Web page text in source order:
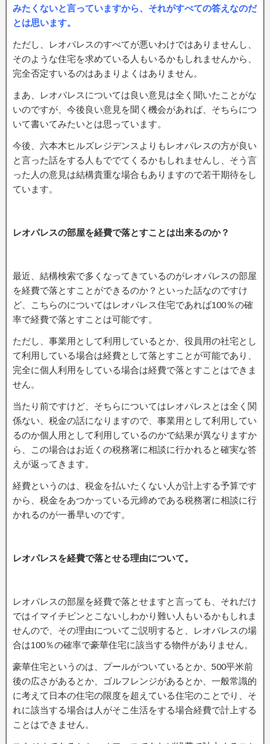
みたくないと言っていますから、それがすべての答えなのだ
とは思います。
ただし、レオパレスのすべてが悪いわけではありませんし、
そのような住宅を求めている人もいるかもしれませんから、
完全否定すいるのはあまりよくはありません。
まあ、レオパレスについては良い意見は全く聞いたことがな
いのですが、今後良い意見を聞く機会があれば、そちらにつ
いて書いてみたいとは思っています。
今後、六本木ヒルズレジデンスよりもレオパレスの方が良い
と言った話をする人もででてくるかもしれませんし、そう言
った人の意見は結構貴重な場合もありますので若干期待をし
ています。
レオパレスの部屋を経費で落とすことは出来るのか？
最近、結構検索で多くなってきているのがレオパレスの部屋
を経費で落とすことができるのか？といった話なのですけ
ど、こちらのについてはレオパレス住宅であれば100％の確
率で経費で落とすことは可能です。
ただし、事業用として利用しているとか、役員用の社宅とし
て利用している場合は経費として落とすことが可能であり、
完全に個人利用をしている場合は経費で落とすことはできま
せん。
当たり前ですけど、そちらについてはレオパレスとは全く関
係ない、税金の話になりますので、事業用として利用してい
るのか個人用として利用しているのかで結果が異なりますか
ら、この場合はお近くの税務署に相談に行かれると確実な答
えが返ってきます。
経費というのは、税金を払いたくない人が計上する予算です
から、税金をあつかっている元締めである税務署に相談に行
かれるのが一番早いのです。
レオパレスを経費で落とせる理由について。
レオパレスの部屋を経費で落とせますと言っても、それだけ
ではイマイチピンとこないしわかり難い人もいるかもしれま
せんので、その理由についてご説明すると、レオパレスの場
合は100％の確率で豪華住宅に該当する物件がありません。
豪華住宅というのは、プールがついているとか、500平米前
後の広さがあるとか、ゴルフレンジがあるとか、一般常識的
に考えて日本の住宅の限度を超えている住宅のことでり、そ
れに該当する場合は人がそこ生活をする場合経費で計上する
ことはできません。